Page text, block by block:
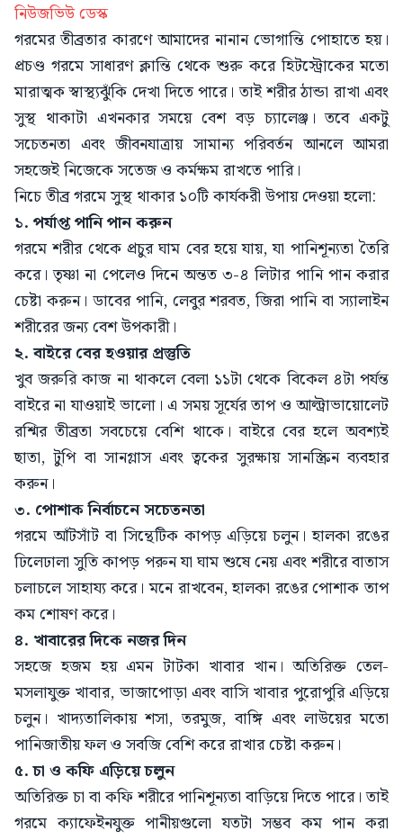
নিউজভিউ ডেস্ক
গরমের তীব্রতার কারণে আমাদের নানান ভোগান্তি পোহাতে হয়।
প্রচণ্ড গরমে সাধারণ ক্লান্তি থেকে শুরু করে হিটস্ট্রোকের মতো
মারাত্মক স্বাস্থ্যঝুঁকি দেখা দিতে পারে। তাই শরীর ঠান্ডা রাখা এবং
সুস্থ থাকাটা এখনকার সময়ে বেশ বড় চ্যালেঞ্জ। তবে একটু
সচেতনতা এবং জীবনযাত্রায় সামান্য পরিবর্তন আনলে আমরা
সহজেই নিজেকে সতেজ ও কর্মক্ষম রাখতে পারি।
নিচে তীব্র গরমে সুস্থ থাকার ১০টি কার্যকরী উপায় দেওয়া হলো:
১. পর্যাপ্ত পানি পান করুন
গরমে শরীর থেকে প্রচুর ঘাম বের হয়ে যায়, যা পানিশূন্যতা তৈরি
করে। তৃষ্ণা না পেলেও দিনে অন্তত ৩-৪ লিটার পানি পান করার
চেষ্টা করুন। ডাবের পানি, লেবুর শরবত, জিরা পানি বা স্যালাইন
শরীরের জন্য বেশ উপকারী।
২. বাইরে বের হওয়ার প্রস্তুতি
খুব জরুরি কাজ না থাকলে বেলা ১১টা থেকে বিকেল ৪টা পর্যন্ত
বাইরে না যাওয়াই ভালো। এ সময় সূর্যের তাপ ও আল্ট্রাভায়োলেট
রশ্মির তীব্রতা সবচেয়ে বেশি থাকে। বাইরে বের হলে অবশ্যই
ছাতা, টুপি বা সানগ্লাস এবং ত্বকের সুরক্ষায় সানস্ক্রিন ব্যবহার
করুন।
৩. পোশাক নির্বাচনে সচেতনতা
গরমে আঁটসাঁট বা সিন্থেটিক কাপড় এড়িয়ে চলুন। হালকা রঙের
ঢিলেঢালা সুতি কাপড় পরুন যা ঘাম শুষে নেয় এবং শরীরে বাতাস
চলাচলে সাহায্য করে। মনে রাখবেন, হালকা রঙের পোশাক তাপ
কম শোষণ করে।
৪. খাবারের দিকে নজর দিন
সহজে হজম হয় এমন টাটকা খাবার খান। অতিরিক্ত তেল-
মসলাযুক্ত খাবার, ভাজাপোড়া এবং বাসি খাবার পুরোপুরি এড়িয়ে
চলুন। খাদ্যতালিকায় শসা, তরমুজ, বাঙ্গি এবং লাউয়ের মতো
পানিজাতীয় ফল ও সবজি বেশি করে রাখার চেষ্টা করুন।
৫. চা ও কফি এড়িয়ে চলুন
অতিরিক্ত চা বা কফি শরীরে পানিশূন্যতা বাড়িয়ে দিতে পারে। তাই
গরমে ক্যাফেইনযুক্ত পানীয়গুলো যতটা সম্ভব কম পান করা